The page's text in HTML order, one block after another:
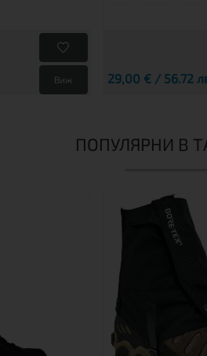
Виж 29,00 € / 56.72
ПОПУЛЯРНИ В